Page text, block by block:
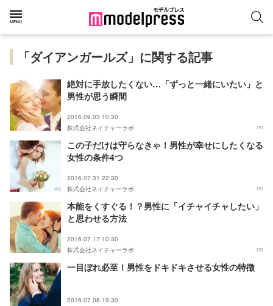
「ダイアンガールズ」に関する記事
絶対に手放したくない…「ずっと一緒にいたい」と
男性が思う瞬間
2016.09.03 10:30
株式会社ネイチャーラボ
PR
この子だけは守らなきゃ！男性が幸せにしたくなる
女性の条件4つ
2016.07.31 22:30
株式会社ネイチャーラボ
PR
本能をくすぐる！？男性に「イチャイチャしたい」
と思わせる方法
2016.07.17 10:30
株式会社ネイチャーラボ
PR
一目ぼれ必至！男性をドキドキさせる女性の特徴
2016.07.08 19:30